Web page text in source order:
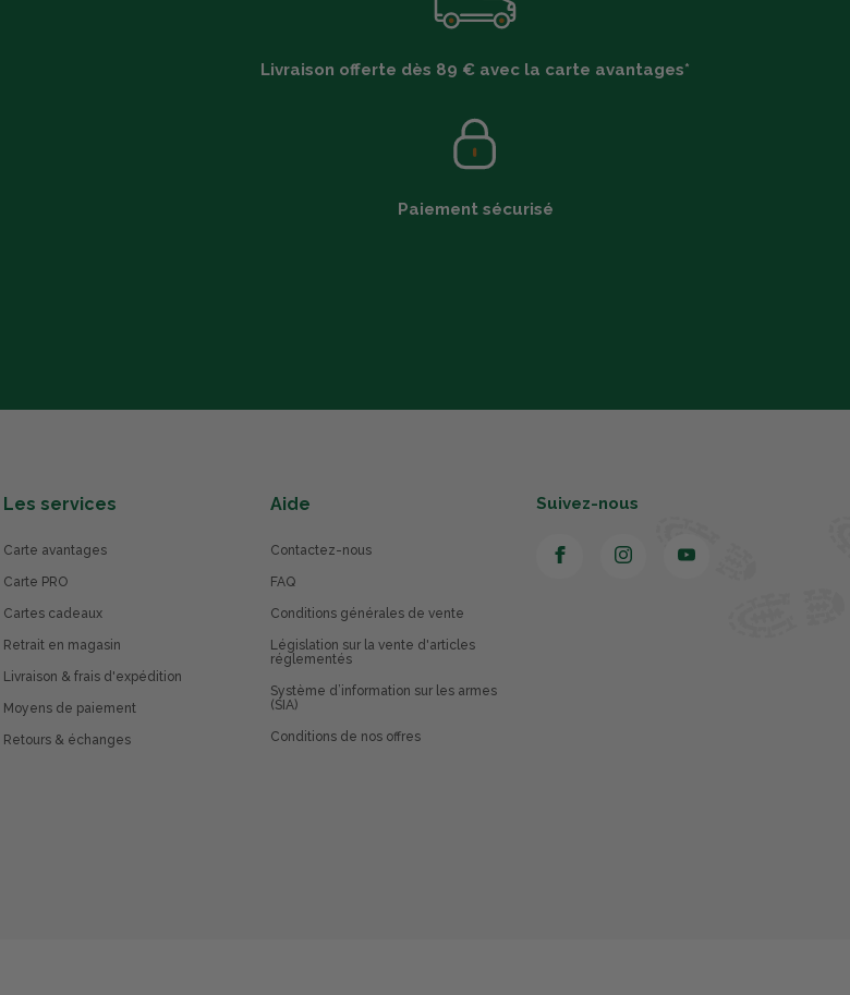
Livraison offerte dès 89 € avec la carte avantages*
Paiement sécurisé
Les services
Carte avantages
Carte PRO
Cartes cadeaux
Retrait en magasin
Livraison & frais d'expédition
Moyens de paiement
Retours & échanges
Aide
Contactez-nous
FAQ
Conditions générales de vente
Législation sur la vente d'articles
réglementés
Système d’information sur les armes
(SIA)
Conditions de nos offres
Suivez-nous